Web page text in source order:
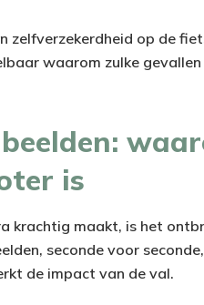
zelfverzekerdheid op de
waarom zulke
is
krachtig maakt, is het
seconde voor
de impact van de val.